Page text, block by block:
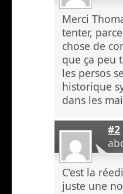
Merci
tenter,
chose de
que ça peu
les persos
historique
dans les
#2
C’est la
juste une